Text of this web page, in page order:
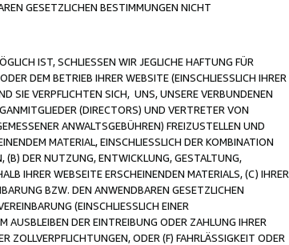
GESETZLICHEN BESTIMMUNGEN NICHT
IST, SCHLIESSEN WIR JEGLICHE HAFTUNG FÜR
DEM BETRIEB IHRER WEBSITE (EINSCHLIESSLICH IHRER
SIE VERPFLICHTEN SICH, UNS, UNSERE VERBUNDENEN
(DIRECTORS) UND VERTRETER VON
ANWALTSGEBÜHREN) FREIZUSTELLEN UND
MATERIAL, EINSCHLIESSLICH DER KOMBINATION
(B) DER NUTZUNG, ENTWICKLUNG, GESTALTUNG,
IHRER WEBSEITE ERSCHEINENDEN MATERIALS, (C) IHRER
BZW. DEN ANWENDBAREN GESETZLICHEN
(EINSCHLIESSLICH EINER
AUSBLEIBEN DER EINTREIBUNG ODER ZAHLUNG IHRER
ZOLLVERPFLICHTUNGEN, ODER (F) FAHRLÄSSIGKEIT ODER